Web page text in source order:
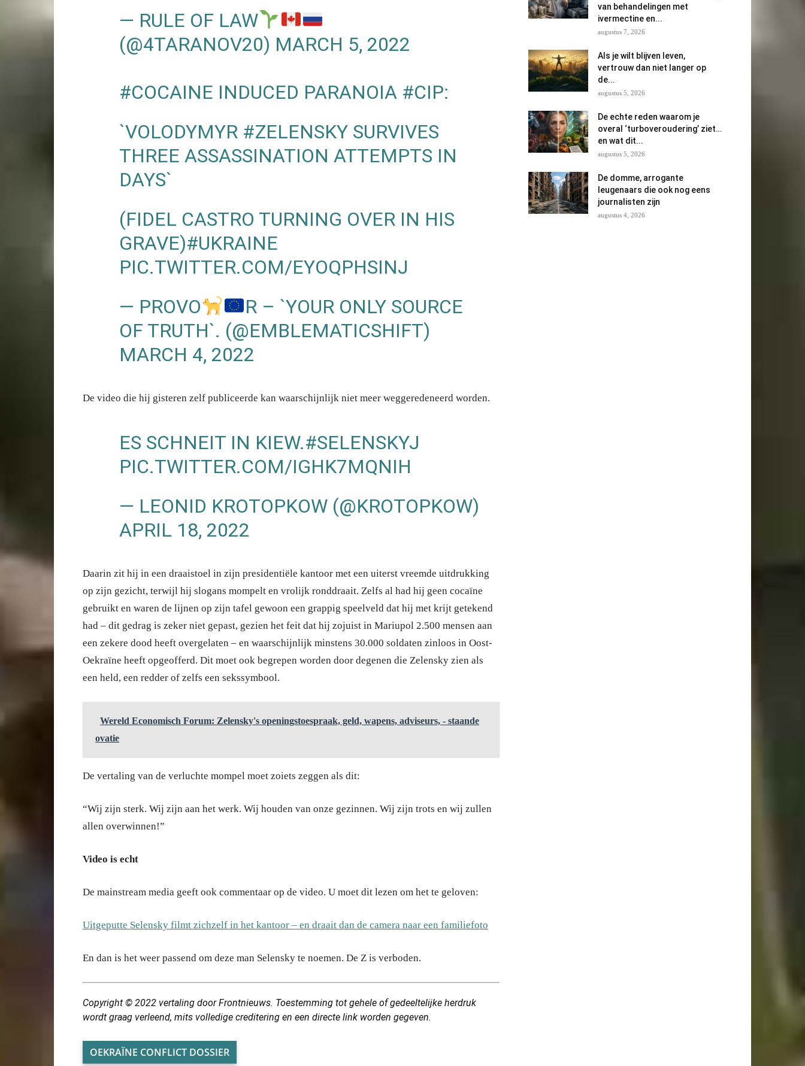
— RULE OF LAW
(@4TARANOV20) MARCH 5, 2022
#COCAINE INDUCED PARANOIA #CIP:
`VOLODYMYR #ZELENSKY SURVIVES
THREE ASSASSINATION ATTEMPTS IN
DAYS`
(FIDEL CASTRO TURNING OVER IN HIS
GRAVE)#UKRAINE
PIC.TWITTER.COM/EYOQPHSINJ
— PROVO
R – `YOUR ONLY SOURCE
OF TRUTH`. (@EMBLEMATICSHIFT)
MARCH 4, 2022
De video die hij gisteren zelf publiceerde kan waarschijnlijk niet meer weggeredeneerd worden.
ES SCHNEIT IN KIEW.#SELENSKYJ
PIC.TWITTER.COM/IGHK7MQNIH
— LEONID KROTOPKOW (@KROTOPKOW)
APRIL 18, 2022
Daarin zit hij in een draaistoel in zijn presidentiële kantoor met een uiterst vreemde uitdrukking
op zijn gezicht, terwijl hij slogans mompelt en vrolijk ronddraait. Zelfs al had hij geen cocaïne
gebruikt en waren de lijnen op zijn tafel gewoon een grappig speelveld dat hij met krijt getekend
had – dit gedrag is zeker niet gepast, gezien het feit dat hij zojuist in Mariupol 2.500 mensen aan
een zekere dood heeft overgelaten – en waarschijnlijk minstens 30.000 soldaten zinloos in Oost-
Oekraïne heeft opgeofferd. Dit moet ook begrepen worden door degenen die Zelensky zien als
een held, een redder of zelfs een sekssymbool.
Wereld Economisch Forum: Zelensky's openingstoespraak, geld, wapens, adviseurs, - staande
ovatie
De vertaling van de verluchte mompel moet zoiets zeggen als dit:
“Wij zijn sterk. Wij zijn aan het werk. Wij houden van onze gezinnen. Wij zijn trots en wij zullen
allen overwinnen!”
Video is echt
De mainstream media geeft ook commentaar op de video. U moet dit lezen om het te geloven:
Uitgeputte Selensky filmt zichzelf in het kantoor – en draait dan de camera naar een familiefoto
En dan is het weer passend om deze man Selensky te noemen. De Z is verboden.
Copyright © 2022 vertaling door Frontnieuws. Toestemming tot gehele of gedeeltelijke herdruk
wordt graag verleend, mits volledige creditering en een directe link worden gegeven.
OEKRAÏNE CONFLICT DOSSIER
van behandelingen met
ivermectine en...
augustus 7, 2026
Als je wilt blijven leven,
vertrouw dan niet langer op
de...
augustus 5, 2026
De echte reden waarom je
overal ‘turboveroudering’ ziet…
en wat dit...
augustus 5, 2026
De domme, arrogante
leugenaars die ook nog eens
journalisten zijn
augustus 4, 2026